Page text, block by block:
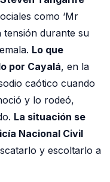
como ‘Mr
tensión durante su
Lo que
por Cayalá, en la
caótico cuando
y lo rodeó,
La situación se
Nacional Civil
y escoltarlo a